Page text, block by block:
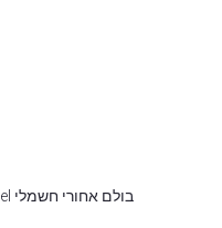
בולם אחורי חשמלי DDA / Plug & Travel עבור BMW F850GS Adventure (2019-)